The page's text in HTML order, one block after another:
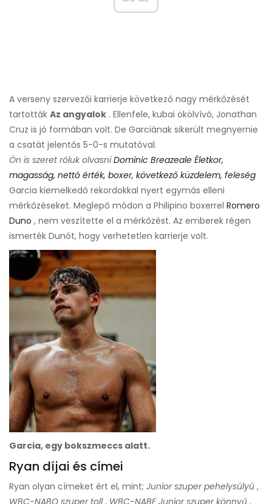
A verseny szervezői karrierje következő nagy mérkőzését
tartották Az angyalok . Ellenfele, kubai ökölvívó, Jonathan
Cruz is jó formában volt. De Garciának sikerült megnyernie
a csatát jelentős 5-0-s mutatóval.
Ön is szeret róluk olvasniDominic Breazeale Életkor,
magasság, nettó érték, boxer, következő küzdelem, feleség
Garcia kiemelkedő rekordokkal nyert egymás elleni
mérkőzéseket. Meglepő módon a Philipino boxerrel Romero
Duno , nem veszítette el a mérkőzést. Az emberek régen
ismerték Dunót, hogy verhetetlen karrierje volt.
Garcia, egy bokszmeccs alatt.
Ryan díjai és címei
Ryan olyan címeket ért el, mint; Junior szuper pehelysúlyú ,